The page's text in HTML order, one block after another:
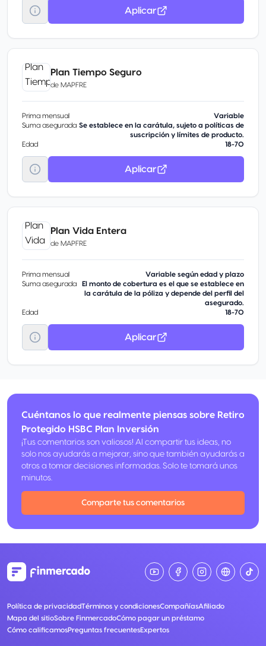
Aplicar
Plan Tiempo Seguro
de MAPFRE
Prima mensual
Variable
Suma asegurada Se establece en la carátula, sujeto a políticas de
suscripción y límites de producto.
Edad
18-70
Aplicar
Plan Vida Entera
de MAPFRE
Prima mensual
Variable según edad y plazo
Suma asegurada
El monto de cobertura es el que se establece en
la carátula de la póliza y depende del perfil del
asegurado.
Edad
18-70
Aplicar
Cuéntanos lo que realmente piensas sobre Retiro
Protegido HSBC Plan Inversión
¡Tus comentarios son valiosos! Al compartir tus ideas, no
solo nos ayudarás a mejorar, sino que también ayudarás a
otros a tomar decisiones informadas. Solo te tomará unos
minutos.
Comparte tus comentarios
Política de privacidadTérminos y condicionesCompañíasAfiliado
Mapa del sitioSobre FinmercadoCómo pagar un préstamo
Cómo calificamosPreguntas frecuentesExpertos